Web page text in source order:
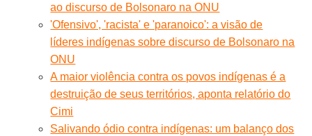
ao discurso de Bolsonaro na ONU
'Ofensivo', 'racista' e 'paranoico': a visão de
líderes indígenas sobre discurso de Bolsonaro na
ONU
A maior violência contra os povos indígenas é a
destruição de seus territórios, aponta relatório do
Cimi
Salivando ódio contra indígenas: um balanço dos